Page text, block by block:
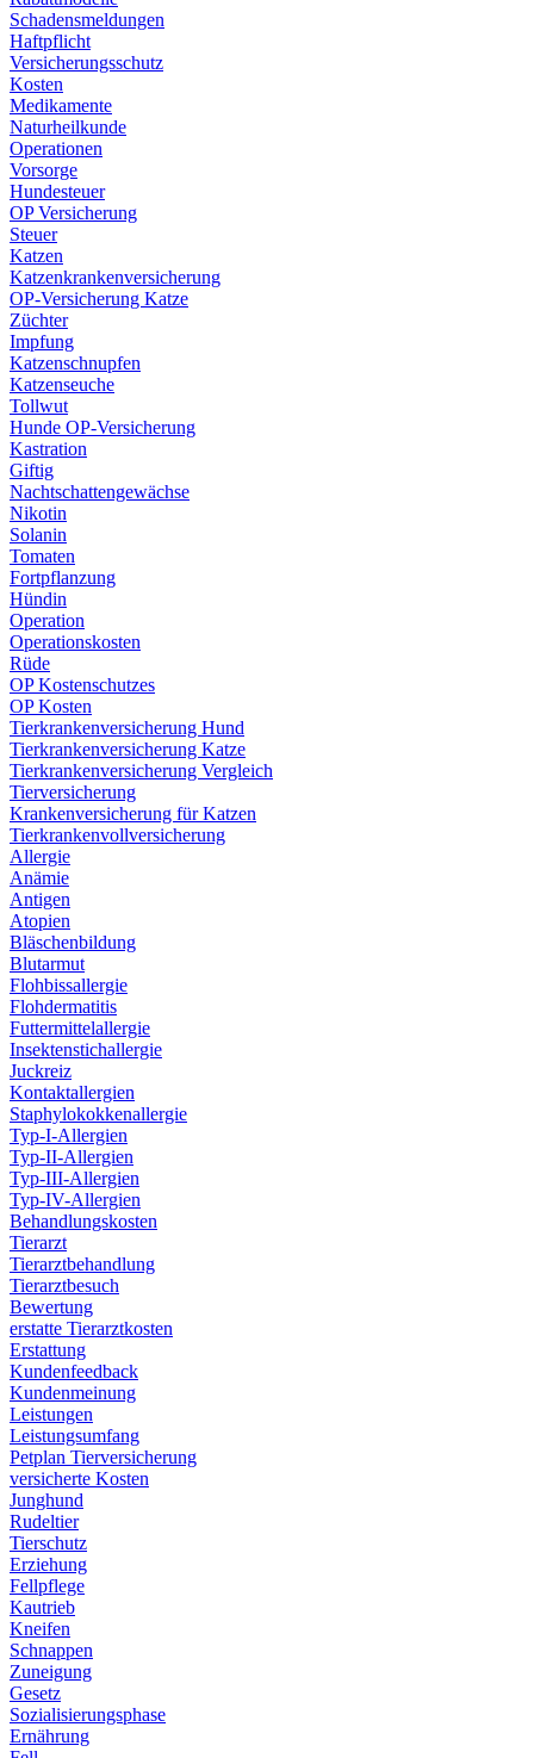
Schadensmeldungen
Haftpflicht
Versicherungsschutz
Kosten
Medikamente
Naturheilkunde
Operationen
Vorsorge
Hundesteuer
OP Versicherung
Steuer
Katzen
Katzenkrankenversicherung
OP-Versicherung Katze
Züchter
Impfung
Katzenschnupfen
Katzenseuche
Tollwut
Hunde OP-Versicherung
Kastration
Giftig
Nachtschattengewächse
Nikotin
Solanin
Tomaten
Fortpflanzung
Hündin
Operation
Operationskosten
Rüde
OP Kostenschutzes
OP Kosten
Tierkrankenversicherung Hund
Tierkrankenversicherung Katze
Tierkrankenversicherung Vergleich
Tierversicherung
Krankenversicherung für Katzen
Tierkrankenvollversicherung
Allergie
Anämie
Antigen
Atopien
Bläschenbildung
Blutarmut
Flohbissallergie
Flohdermatitis
Futtermittelallergie
Insektenstichallergie
Juckreiz
Kontaktallergien
Staphylokokkenallergie
Typ-I-Allergien
Typ-II-Allergien
Typ-III-Allergien
Typ-IV-Allergien
Behandlungskosten
Tierarzt
Tierarztbehandlung
Tierarztbesuch
Bewertung
erstatte Tierarztkosten
Erstattung
Kundenfeedback
Kundenmeinung
Leistungen
Leistungsumfang
Petplan Tierversicherung
versicherte Kosten
Junghund
Rudeltier
Tierschutz
Erziehung
Fellpflege
Kautrieb
Kneifen
Schnappen
Zuneigung
Gesetz
Sozialisierungsphase
Ernährung